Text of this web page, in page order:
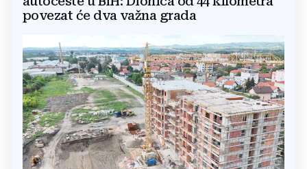
povezat će dva važna grada